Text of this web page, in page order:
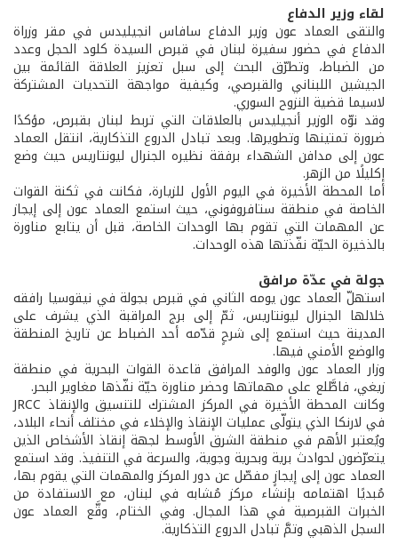
لقاء وزير الدفاع
والتقى العماد عون وزير الدفاع سافاس انجيليدس في مقر وزراة
الدفاع في حضور سفيرة لبنان في قبرص السيدة كلود الحجل وعدد
من الضباط، وتطرّق البحث إلى سبل تعزيز العلاقة القائمة بين
الجيشين اللبناني والقبرصي، وكيفية مواجهة التحديات المشتركة
لاسيما قضية النزوح السوري.
وقد نوّه الوزير أنجيليدس بالعلاقات التي تربط لبنان بقبرص، مؤكدًا
ضرورة تمتينها وتطويرها. وبعد تبادل الدروع التذكارية، انتقل العماد
عون إلى مدافن الشهداء برفقة نظيره الجنرال ليونتاريس حيث وضع
إكليلًا من الزهر.
أما المحطة الأخيرة في اليوم الأول للزيارة، فكانت في ثكنة القوات
الخاصة في منطقة ستافروفوني، حيث استمع العماد عون إلى إيجاز
عن المهمات التي تقوم بها الوحدات الخاصة، قبل أن يتابع مناورة
بالذخيرة الحيّة نفّذتها هذه الوحدات.
جولة في عدّة مرافق
استهلّ العماد عون يومه الثاني في قبرص بجولة في نيقوسيا رافقه
خلالها الجنرال ليونتاريس، ثمّ إلى برج المراقبة الذي يشرف على
المدينة حيث استمع إلى شرحٍ قدّمه أحد الضباط عن تاريخ المنطقة
والوضع الأمني فيها.
وزار العماد عون والوفد المرافق قاعدة القوات البحرية في منطقة
زيغي، فاطَّلع على مهماتها وحضر مناورة حيّة نفّذها مغاوير البحر.
وكانت المحطة الأخيرة في المركز المشترك للتنسيق والإنقاذ JRCC
في لارنكا الذي يتولّى عمليات الإنقاذ والإخلاء في مختلف أنحاء البلاد،
ويُعتبر الأهم في منطقة الشرق الأوسط لجهة إنقاذ الأشخاص الذين
يتعرّضون لحوادث برية وبحرية وجوية، والسرعة في التنفيذ. وقد استمع
العماد عون إلى إيجازٍ مفصّل عن دور المركز والمهمات التي يقوم بها،
مُبديًا اهتمامه بإنشاء مركز مُشابه في لبنان، مع الاستفادة من
الخبرات القبرصية في هذا المجال. وفي الختام، وقَّع العماد عون
السجل الذهبي وتمَّ تبادل الدروع التذكارية.